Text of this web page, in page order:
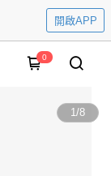
開啟APP
0
1/8